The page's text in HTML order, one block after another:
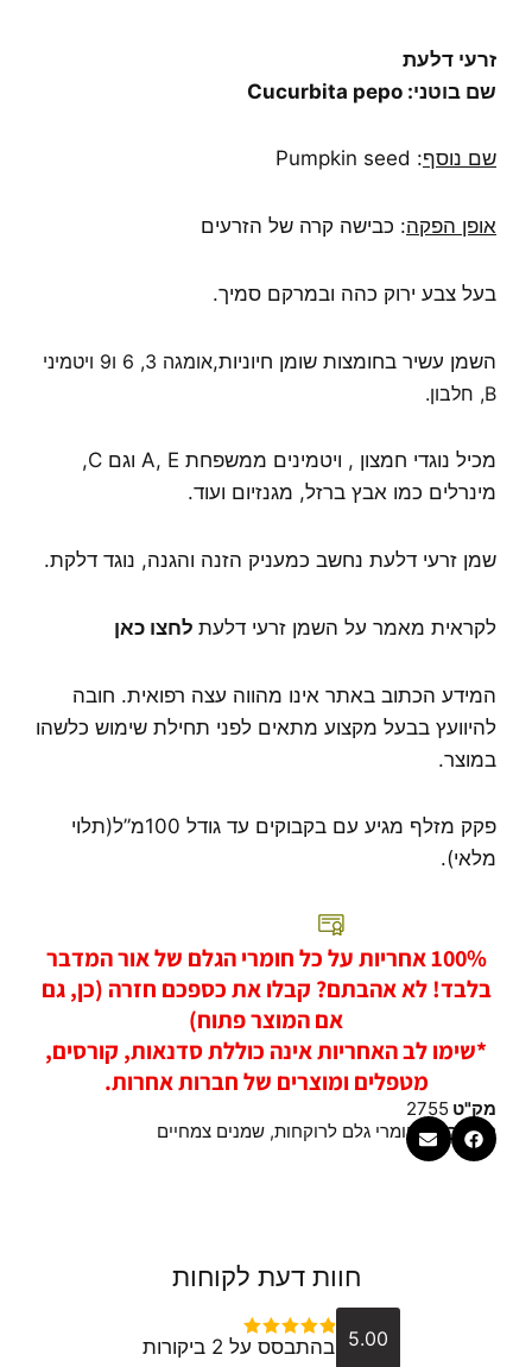
קרה
Pumpkin
oil
זרעי דלעת
שם בוטני: Cucurbita pepo
שם נוסף: Pumpkin seed
אופן הפקה: כבישה קרה של הזרעים
בעל צבע ירוק כהה ובמרקם סמיך.
השמן עשיר בחומצות שומן חיוניות,אומגה 3, 6 ו9
ויטמיני
B, חלבון.
מכיל נוגדי חמצון , ויטמינים ממשפחת A, E וגם C,
מינרלים כמו אבץ ברזל, מגנזיום ועוד.
שמן זרעי דלעת נחשב כמעניק הזנה והגנה, נוגד דלקת.
לקראית מאמר על השמן זרעי דלעת לחצו כאן
המידע הכתוב באתר אינו מהווה עצה רפואית. חובה
להיוועץ בבעל מקצוע מתאים לפני תחילת שימוש כלשהו
במוצר.
פקק מזלף מגיע עם בקבוקים עד גודל 100מ”ל(תלוי
מלאי).
100% אחריות על כל חומרי הגלם של אור המדבר
בלבד! לא אהבתם? קבלו את כספכם חזרה (כן, גם
אם המוצר פתוח)
*שימו לב האחריות אינה כוללת סדנאות, קורסים,
מטפלים ומוצרים של חברות אחרות.
מק"ט 2755
קטגוריות חומרי גלם לרוקחות, שמנים צמחיים
חוות דעת לקוחות
5.00 דורג 5מתוך 5
בהתבסס על 2 ביקורות